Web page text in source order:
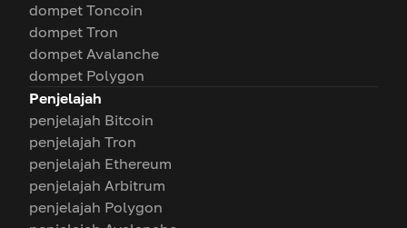
dompet Toncoin
dompet Tron
dompet Avalanche
dompet Polygon
Penjelajah
penjelajah Bitcoin
penjelajah Tron
penjelajah Ethereum
penjelajah Arbitrum
penjelajah Polygon